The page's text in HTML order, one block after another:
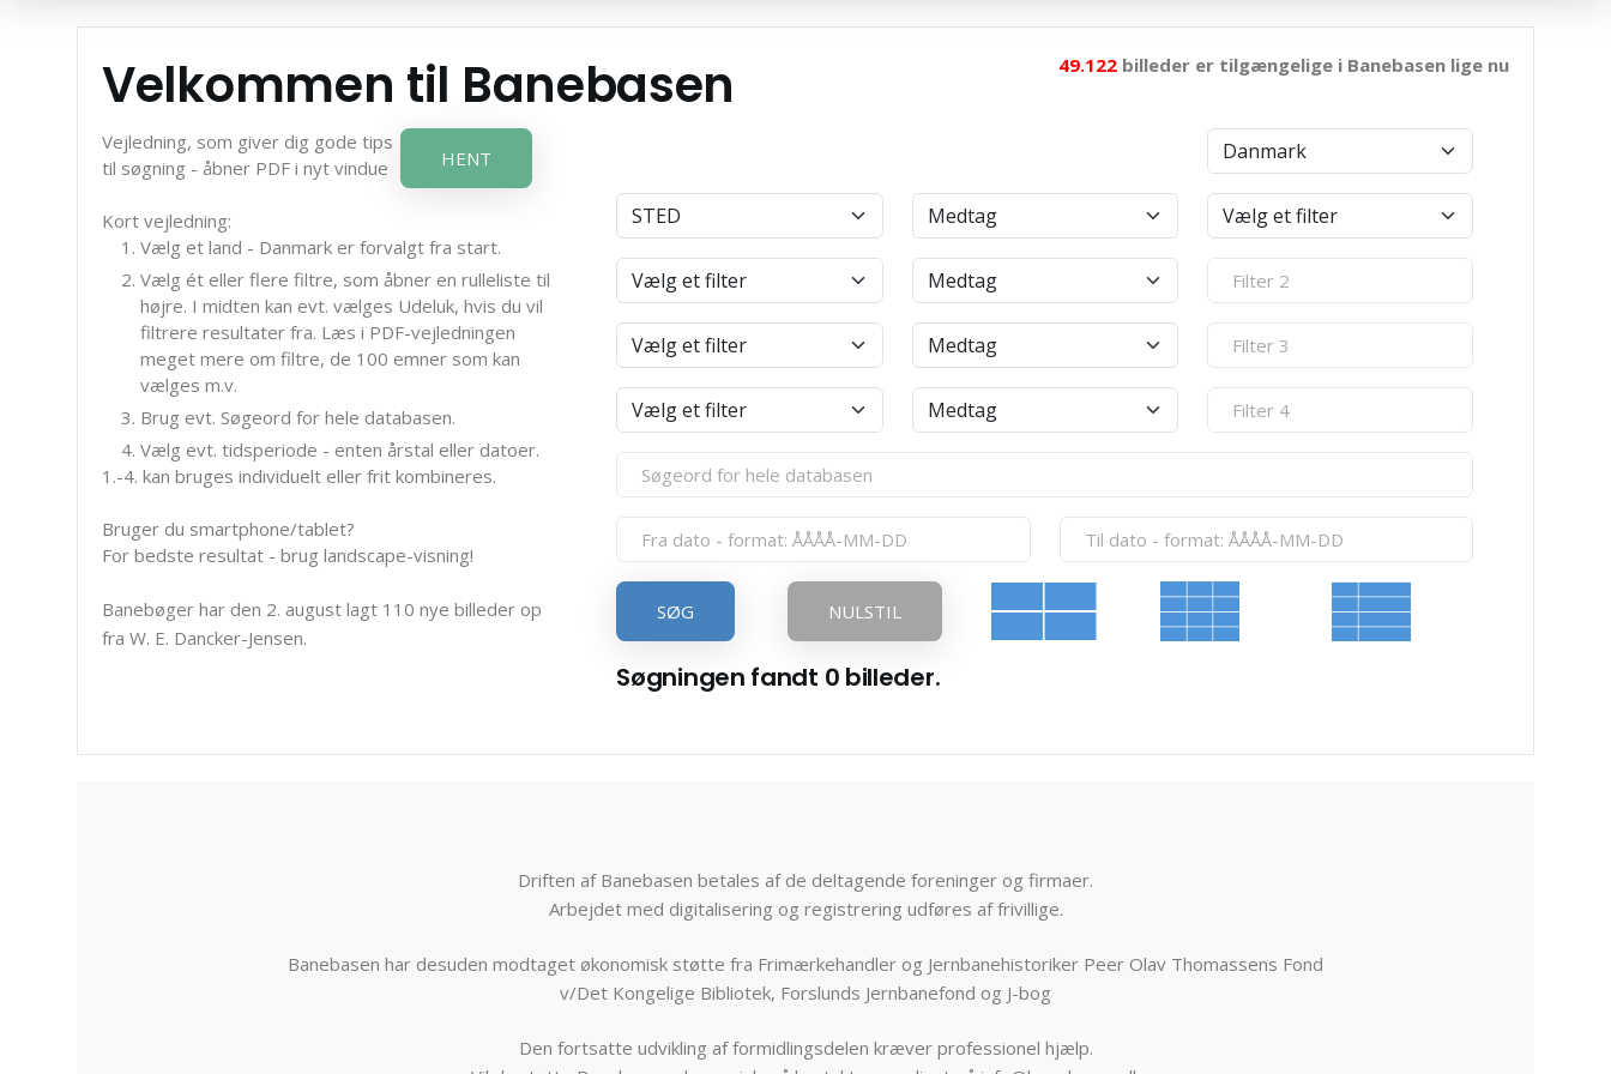
Velkommen til Banebasen 49.122 billeder er tilgængelige i Banebasen lige nu
Vejledning, som giver dig gode tips
til søgning - åbner PDF i nyt vindue
HENT
Kort vejledning:
Vælg et land - Danmark er forvalgt fra start.
Vælg ét eller flere filtre, som åbner en rulleliste til
højre. I midten kan evt. vælges Udeluk, hvis du vil
filtrere resultater fra. Læs i PDF-vejledningen
meget mere om filtre, de 100 emner som kan
vælges m.v.
Brug evt. Søgeord for hele databasen.
Vælg evt. tidsperiode - enten årstal eller datoer.
1.-4. kan bruges individuelt eller frit kombineres.
Bruger du smartphone/tablet?
For bedste resultat - brug landscape-visning!
Banebøger har den 2. august lagt 110 nye billeder op
fra W. E. Dancker-Jensen.
SØG NULSTIL
Søgningen fandt 0 billeder.
Driften af Banebasen betales af de deltagende foreninger og firmaer.
Arbejdet med digitalisering og registrering udføres af frivillige.
Banebasen har desuden modtaget økonomisk støtte fra Frimærkehandler og Jernbanehistoriker Peer Olav Thomassens Fond
v/Det Kongelige Bibliotek, Forslunds Jernbanefond og J-bog
Den fortsatte udvikling af formidlingsdelen kræver professionel hjælp.